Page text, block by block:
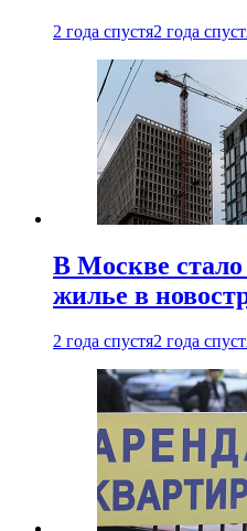
2 года спустя2 года
В Москве
жилье в
2 года спустя2 года